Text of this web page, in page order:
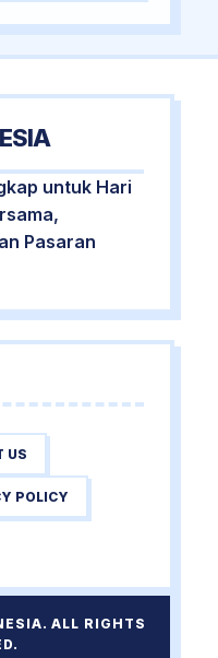
untuk Hari
Pasaran
US
POLICY
ALL RIGHTS